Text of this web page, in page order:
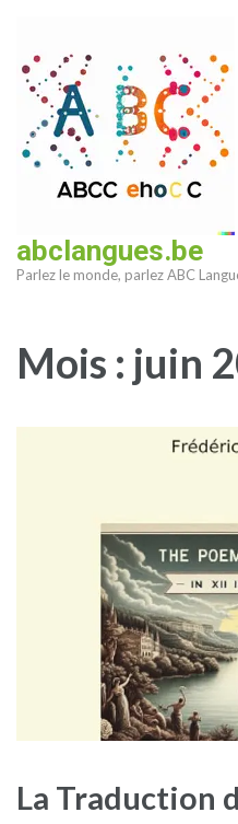
contenu
(Pressez
Entrée)
abclangues.be
Parlez le monde, parlez ABC
Mois : juin
La Traduction